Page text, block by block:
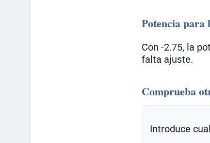
Potencia para
Con -2.75, la
falta ajuste.
Comprueba
Introduce